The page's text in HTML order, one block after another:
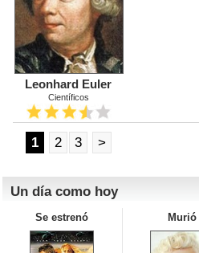
Leonhard Euler
Científicos
1 2 3 >
Un día como hoy
Se estrenó Murió